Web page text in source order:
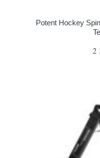
Potent Hockey
2